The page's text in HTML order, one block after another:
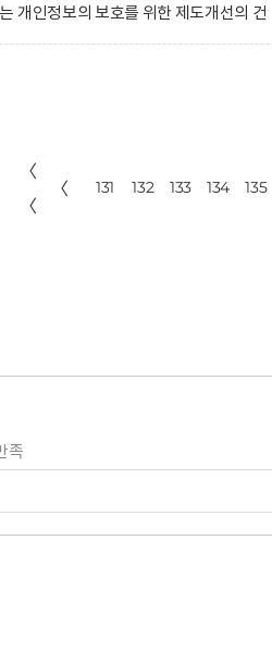
개인정보의 보호를 위한 제도개선의 건
〈
〈
〈 131 132 133 134 135
족